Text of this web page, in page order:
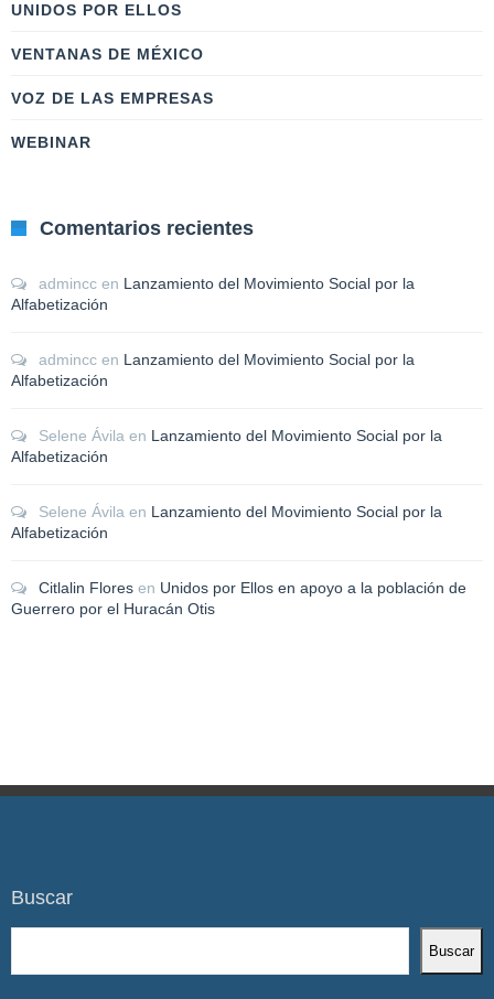
UNIDOS POR ELLOS
VENTANAS DE MÉXICO
VOZ DE LAS EMPRESAS
WEBINAR
Comentarios recientes
admincc en Lanzamiento del Movimiento Social por la
Alfabetización
admincc en Lanzamiento del Movimiento Social por la
Alfabetización
Selene Ávila en Lanzamiento del Movimiento Social por la
Alfabetización
Selene Ávila en Lanzamiento del Movimiento Social por la
Alfabetización
Citlalin Flores en Unidos por Ellos en apoyo a la población de
Guerrero por el Huracán Otis
Buscar
Buscar